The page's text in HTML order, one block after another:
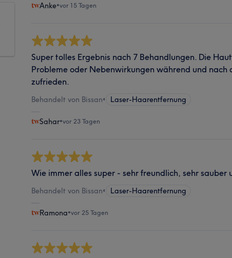
Anke•vor 15 Tagen
Super tolles Ergebnis nach 7 Behandlungen. Die
Probleme oder Nebenwirkungen während und nach
zufrieden.
Behandelt von Bissan• Laser-Haarentfernung
Sahar•vor 23 Tagen
Wie immer alles super - sehr freundlich, sehr sauber
Behandelt von Bissan• Laser-Haarentfernung
Ramona•vor 25 Tagen